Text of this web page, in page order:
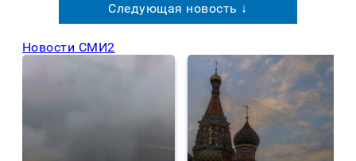
Следующая новость ↓
Новости СМИ2